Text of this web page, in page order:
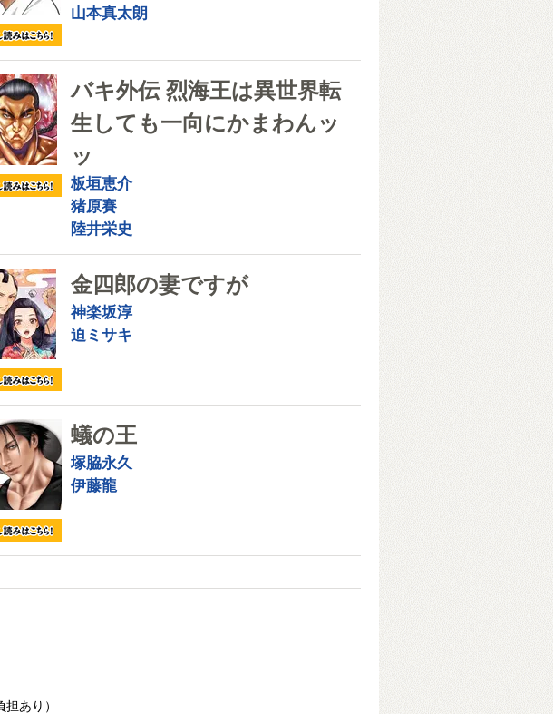
山本真太朗
バキ外伝 烈海王は異世界転
生しても一向にかまわんッ
ッ
板垣恵介
猪原賽
陸井栄史
金四郎の妻ですが
神楽坂淳
迫ミサキ
蟻の王
塚脇永久
伊藤龍
あり）